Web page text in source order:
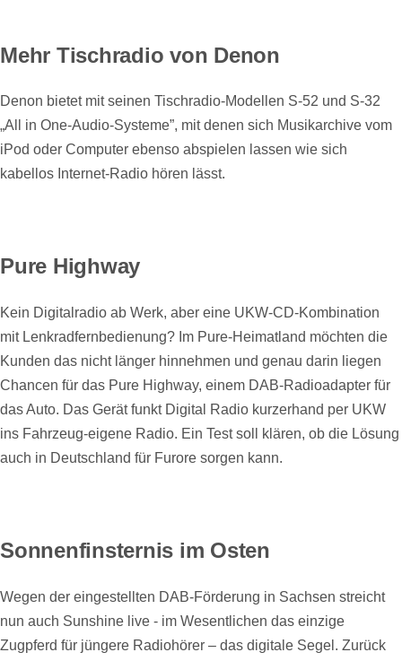
Mehr Tischradio von Denon
Denon bietet mit seinen Tischradio-Modellen S-52 und S-32
„All in One-Audio-Systeme”, mit denen sich Musikarchive vom
iPod oder Computer ebenso abspielen lassen wie sich
kabellos Internet-Radio hören lässt.
Pure Highway
Kein Digitalradio ab Werk, aber eine UKW-CD-Kombination
mit Lenkradfernbedienung? Im Pure-Heimatland möchten die
Kunden das nicht länger hinnehmen und genau darin liegen
Chancen für das Pure Highway, einem DAB-Radioadapter für
das Auto. Das Gerät funkt Digital Radio kurzerhand per UKW
ins Fahrzeug-eigene Radio. Ein Test soll klären, ob die Lösung
auch in Deutschland für Furore sorgen kann.
Sonnenfinsternis im Osten
Wegen der eingestellten DAB-Förderung in Sachsen streicht
nun auch Sunshine live - im Wesentlichen das einzige
Zugpferd für jüngere Radiohörer – das digitale Segel. Zurück